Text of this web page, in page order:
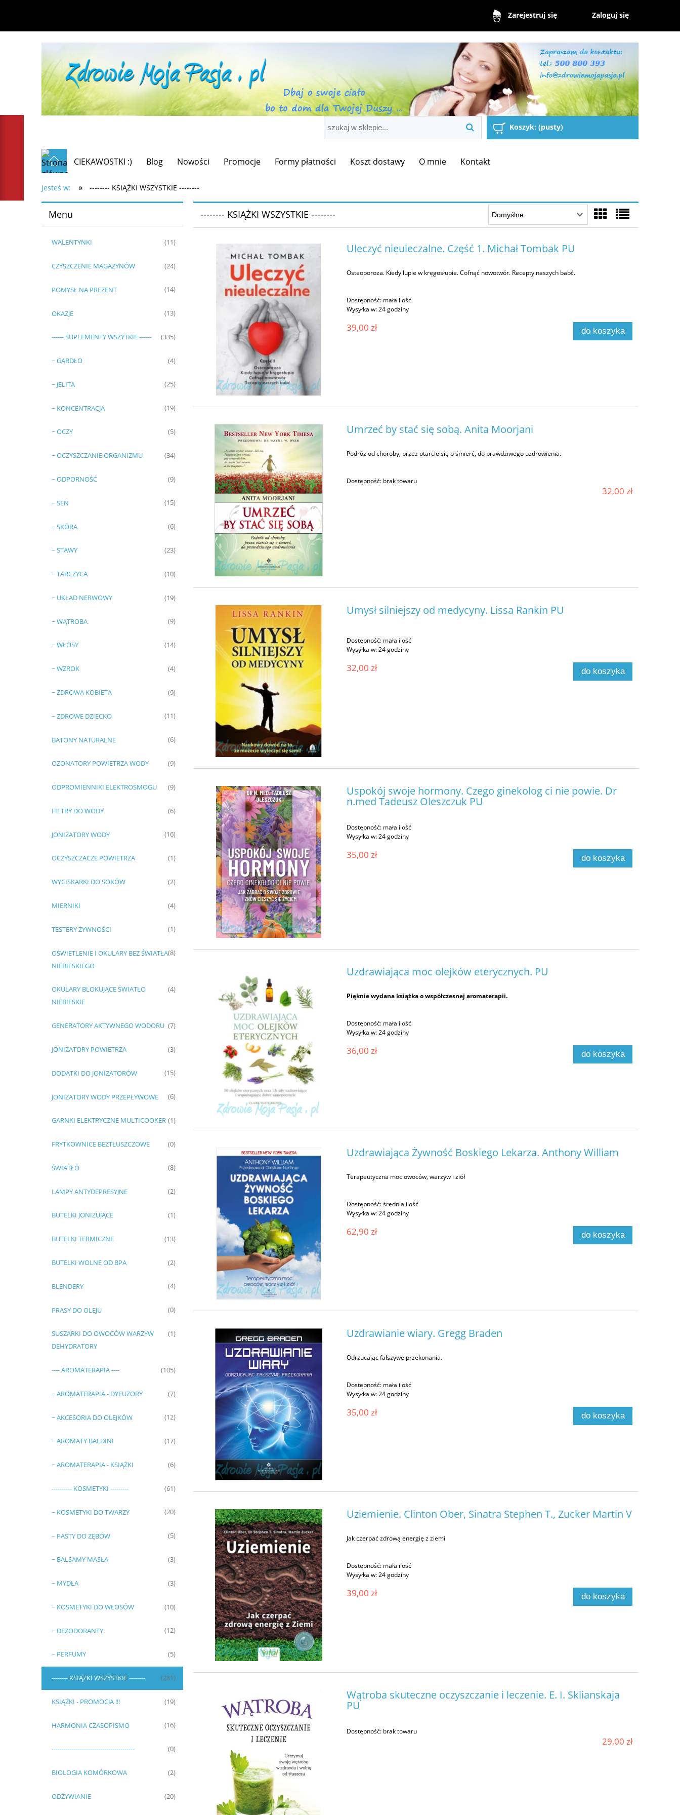
Zarejestruj się Zaloguj się
Koszyk: (pusty)
CIEKAWOSTKI :) Blog Nowości Promocje Formy płatności Koszt dostawy O mnie Kontakt
Jesteś w: » -------- KSIĄŻKI WSZYSTKIE --------
Menu
WALENTYNKI (11)
CZYSZCZENIE MAGAZYNÓW (24)
POMYSŁ NA PREZENT (14)
OKAZJE (13)
------ SUPLEMENTY WSZYTKIE ------ (335)
~ GARDŁO (4)
~ JELITA (25)
~ KONCENTRACJA (19)
~ OCZY (5)
~ OCZYSZCZANIE ORGANIZMU (34)
~ ODPORNOŚĆ (9)
~ SEN (15)
~ SKÓRA (6)
~ STAWY (23)
~ TARCZYCA (10)
~ UKŁAD NERWOWY (19)
~ WĄTROBA (9)
~ WŁOSY (14)
~ WZROK (4)
~ ZDROWA KOBIETA (9)
~ ZDROWE DZIECKO (11)
BATONY NATURALNE (6)
OZONATORY POWIETRZA WODY (9)
ODPROMIENNIKI ELEKTROSMOGU (9)
FILTRY DO WODY (6)
JONIZATORY WODY (16)
OCZYSZCZACZE POWIETRZA (1)
WYCISKARKI DO SOKÓW (2)
MIERNIKI (4)
TESTERY ŻYWNOŚCI (1)
OŚWIETLENIE I OKULARY BEZ ŚWIATŁA
NIEBIESKIEGO
(8)
OKULARY BLOKUJĄCE ŚWIATŁO
NIEBIESKIE
(4)
GENERATORY AKTYWNEGO WODORU (7)
JONIZATORY POWIETRZA (3)
DODATKI DO JONIZATORÓW (15)
JONIZATORY WODY PRZEPŁYWOWE (6)
GARNKI ELEKTRYCZNE MULTICOOKER (1)
FRYTKOWNICE BEZTŁUSZCZOWE (0)
ŚWIATŁO (8)
LAMPY ANTYDEPRESYJNE (2)
BUTELKI JONIZUJĄCE (1)
BUTELKI TERMICZNE (13)
BUTELKI WOLNE OD BPA (2)
BLENDERY (4)
PRASY DO OLEJU (0)
SUSZARKI DO OWOCÓW WARZYW
DEHYDRATORY
(1)
---- AROMATERAPIA ---- (105)
~ AROMATERAPIA - DYFUZORY (7)
~ AKCESORIA DO OLEJKÓW (12)
~ AROMATY BALDINI (17)
~ AROMATERAPIA - KSIĄŻKI (6)
---------- KOSMETYKI --------- (61)
~ KOSMETYKI DO TWARZY (20)
~ PASTY DO ZĘBÓW (5)
~ BALSAMY MASŁA (3)
~ MYDŁA (3)
~ KOSMETYKI DO WŁOSÓW (10)
~ DEZODORANTY (12)
~ PERFUMY (5)
-------- KSIĄŻKI WSZYSTKIE -------- (281)
KSIĄŻKI - PROMOCJA !!! (19)
HARMONIA CZASOPISMO (16)
----------------------------------------- (0)
BIOLOGIA KOMÓRKOWA (2)
ODŻYWIANIE (20)
-------- KSIĄŻKI WSZYSTKIE --------
Uleczyć nieuleczalne. Część 1. Michał Tombak PU
Osteoporoza. Kiedy łupie w kręgosłupie. Cofnąć nowotwór. Recepty naszych babć.
Dostępność: mała ilość
Wysyłka w:24 godziny
39,00 zł do koszyka
Umrzeć by stać się sobą. Anita Moorjani
Podróż od choroby, przez otarcie się o śmierć, do prawdziwego uzdrowienia.
Dostępność: brak towaru
32,00 zł
Umysł silniejszy od medycyny. Lissa Rankin PU
Dostępność: mała ilość
Wysyłka w:24 godziny
32,00 zł do koszyka
Uspokój swoje hormony. Czego ginekolog ci nie powie. Dr
n.med Tadeusz Oleszczuk PU
Dostępność: mała ilość
Wysyłka w:24 godziny
35,00 zł do koszyka
Uzdrawiająca moc olejków eterycznych. PU
Pięknie wydana książka o współczesnej aromaterapii.
Dostępność: mała ilość
Wysyłka w:24 godziny
36,00 zł do koszyka
Uzdrawiająca Żywność Boskiego Lekarza. Anthony William
Terapeutyczna moc owoców, warzyw i ziół
Dostępność:średnia ilość
Wysyłka w:24 godziny
62,90 zł do koszyka
Uzdrawianie wiary. Gregg Braden
Odrzucając fałszywe przekonania.
Dostępność: mała ilość
Wysyłka w:24 godziny
35,00 zł do koszyka
Uziemienie. Clinton Ober, Sinatra Stephen T., Zucker Martin V
Jak czerpać zdrową energię z ziemi
Dostępność: mała ilość
Wysyłka w:24 godziny
39,00 zł do koszyka
Wątroba skuteczne oczyszczanie i leczenie. E. I. Sklianskaja
PU
Dostępność: brak towaru
29,00 zł